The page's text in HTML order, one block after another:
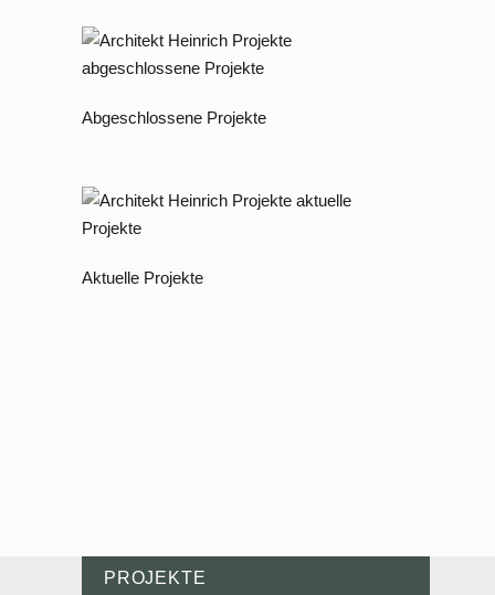
Abgeschlossene Projekte
Aktuelle Projekte
PROJEKTE